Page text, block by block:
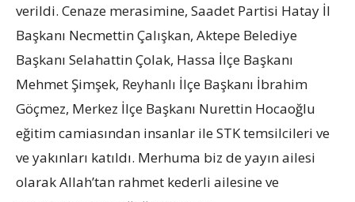
verildi. Cenaze merasimine, Saadet Partisi Hatay İl
Başkanı Necmettin Çalışkan, Aktepe Belediye
Başkanı Selahattin Çolak, Hassa İlçe Başkanı
Mehmet Şimşek, Reyhanlı İlçe Başkanı İbrahim
Göçmez, Merkez İlçe Başkanı Nurettin Hocaoğlu
eğitim camiasından insanlar ile STK temsilcileri ve
ve yakınları katıldı. Merhuma biz de yayın ailesi
olarak Allah’tan rahmet kederli ailesine ve